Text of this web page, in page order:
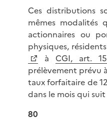
Ces distributions
mêmes modalités
actionnaires ou
physiques,
à CGI, art.
prélèvement prévu
taux forfaitaire de
dans le mois qui
80